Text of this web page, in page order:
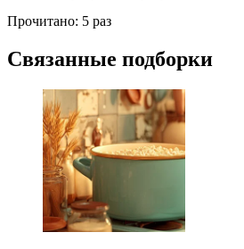
Прочитано: 5 раз
Связанные подборки